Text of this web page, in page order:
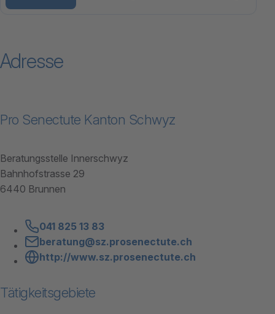
Adresse
Pro Senectute Kanton Schwyz
Beratungsstelle Innerschwyz
Bahnhofstrasse 29
6440 Brunnen
041 825 13 83
beratung@sz.prosenectute.ch
http://www.sz.prosenectute.ch
Tätigkeitsgebiete